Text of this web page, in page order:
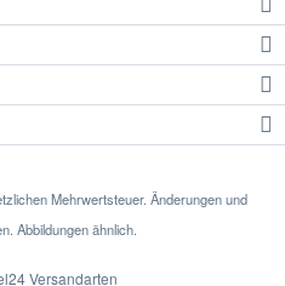
Mehrwertsteuer. Änderungen und
Abbildungen ähnlich.